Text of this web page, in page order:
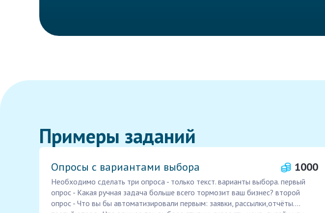
Примеры заданий
Опросы с вариантами выбора 1000
Необходимо сделать три опроса - только текст. варианты выбора. первый
опрос - Какая ручная задача больше всего тормозит ваш бизнес? второй
опрос - Что вы бы автоматизировали первым: заявки, рассылки,отчёты....